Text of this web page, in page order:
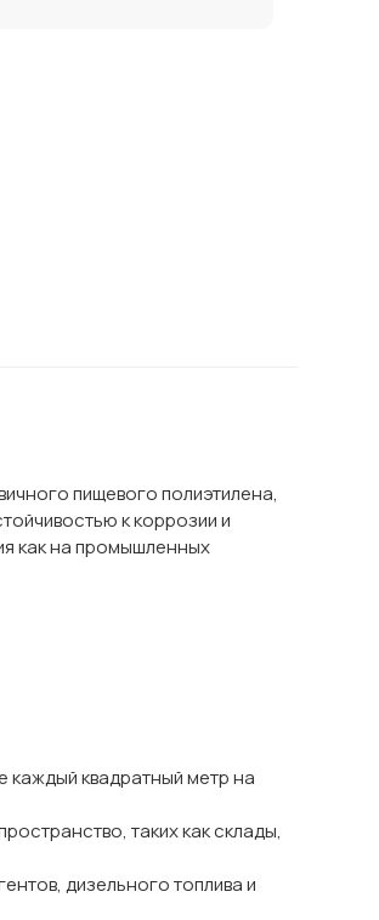
пищевого полиэтилена,
к коррозии и
как на промышленных
каждый квадратный метр на
таких как склады,
дизельного топлива и